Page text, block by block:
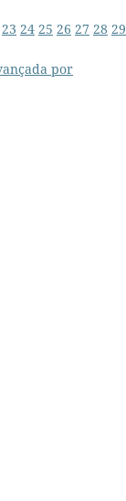
23 24 25 26 27 28 29
por